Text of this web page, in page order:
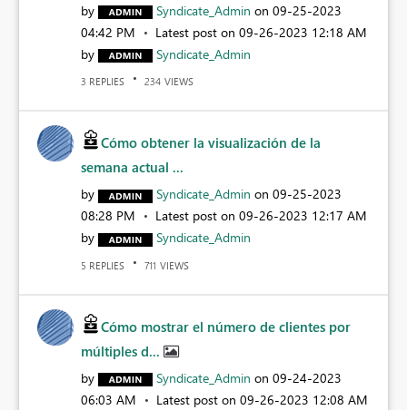
by Syndicate_Admin on ‎09-25-2023
04:42 PM
Latest post on ‎09-26-2023 12:18 AM
by
Syndicate_Admin
3 REPLIES 234 VIEWS
Cómo obtener la visualización de la
semana actual ...
by Syndicate_Admin on ‎09-25-2023
08:28 PM
Latest post on ‎09-26-2023 12:17 AM
by
Syndicate_Admin
5 REPLIES 711 VIEWS
Cómo mostrar el número de clientes por
múltiples d...
by Syndicate_Admin on ‎09-24-2023
06:03 AM
Latest post on ‎09-26-2023 12:08 AM